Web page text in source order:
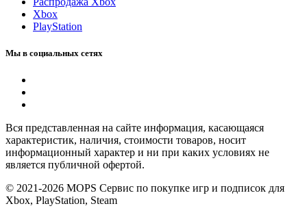
Xbox
PlayStation
Мы в социальных сетях
Вся представленная на сайте информация, касающаяся
характеристик, наличия, стоимости товаров, носит
информационный характер и ни при каких условиях не
является публичной офертой.
© 2021-2026 MOPS Сервис по покупке игр и подписок для
Xbox, PlayStation, Steam